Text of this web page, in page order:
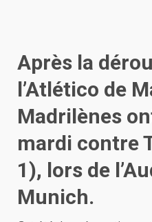
Après la
l’Atlético de
Madrilènes
mardi contre
1), lors de
Munich.